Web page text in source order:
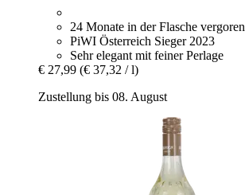
24 Monate in der Flasche vergoren
PiWI Österreich Sieger 2023
Sehr elegant mit feiner Perlage
€ 27,99 (€ 37,32 / l)
Zustellung bis 08. August